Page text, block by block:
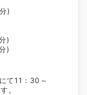
)
)
)
て11：30～
。